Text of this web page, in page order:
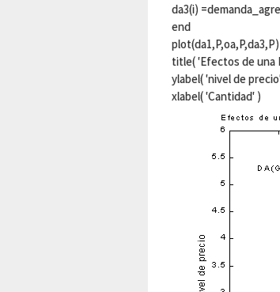
da3(i)
end
plot(da1,P,oa,P,da3,P)
title( 'Efectos de una
ylabel( 'nivel de
xlabel( 'Cantidad' )